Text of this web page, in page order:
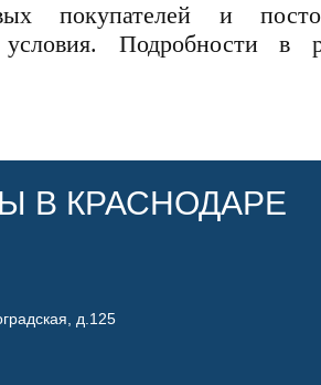
покупателей и
условия. Подробности в
В КРАСНОДАРЕ
д.125